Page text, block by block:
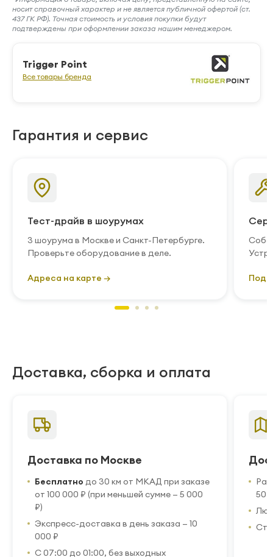
носит справочный характер и не является публичной офертой (ст.
437 ГК РФ). Точная стоимость и условия покупки будут
подтверждены при оформлении заказа нашим менеджером.
Trigger Point
Все товары бренда
Гарантия и сервис
Тест-драйв в шоурумах
3 шоурума в Москве и Санкт-Петербурге.
Проверьте оборудование в деле.
Адреса на карте →
Доставка, сборка и оплата
Доставка по Москве
Бесплатно до 30 км от МКАД при заказе
от 100 000 ₽ (при меньшей сумме — 5 000
₽)
Экспресс-доставка в день заказа — 10
000 ₽
С 07:00 до 01:00, без выходных
50